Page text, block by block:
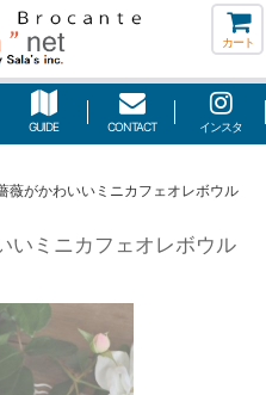
カート
GUIDE CONTACT インスタ
薇がかわいいミニカフェオレボウル
いミニカフェオレボウル